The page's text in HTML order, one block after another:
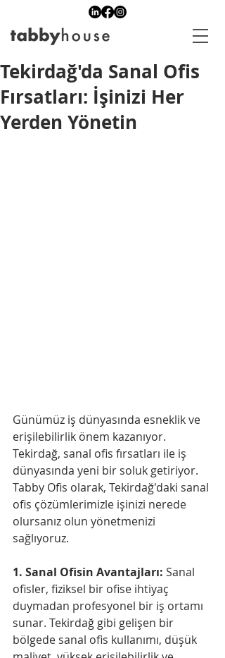
Tekirdağ'da Sanal Ofis
Fırsatları: İşinizi Her
Yerden Yönetin
Günümüz iş dünyasında esneklik ve
erişilebilirlik önem kazanıyor.
Tekirdağ, sanal ofis fırsatları ile iş
dünyasında yeni bir soluk getiriyor.
Tabby Ofis olarak, Tekirdağ'daki sanal
ofis çözümlerimizle işinizi nerede
olursanız olun yönetmenizi
sağlıyoruz.
1. Sanal Ofisin Avantajları: Sanal
ofisler, fiziksel bir ofise ihtiyaç
duymadan profesyonel bir iş ortamı
sunar. Tekirdağ gibi gelişen bir
bölgede sanal ofis kullanımı, düşük